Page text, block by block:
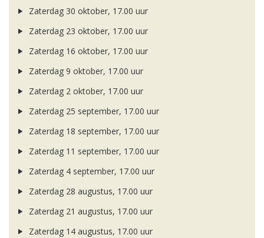
Zaterdag 30 oktober, 17.00 uur
Zaterdag 23 oktober, 17.00 uur
Zaterdag 16 oktober, 17.00 uur
Zaterdag 9 oktober, 17.00 uur
Zaterdag 2 oktober, 17.00 uur
Zaterdag 25 september, 17.00 uur
Zaterdag 18 september, 17.00 uur
Zaterdag 11 september, 17.00 uur
Zaterdag 4 september, 17.00 uur
Zaterdag 28 augustus, 17.00 uur
Zaterdag 21 augustus, 17.00 uur
Zaterdag 14 augustus, 17.00 uur